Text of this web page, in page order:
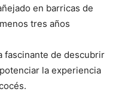
en barricas de
tres años
fascinante de descubrir
la experiencia